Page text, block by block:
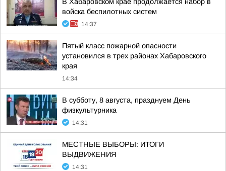
войска беспилотных систем
14:37
Пятый класс пожарной опасности
установился в трех районах Хабаровского
края
14:34
В субботу, 8 августа, празднуем День
физкультурника
14:31
МЕСТНЫЕ ВЫБОРЫ: ИТОГИ
ВЫДВИЖЕНИЯ
14:31